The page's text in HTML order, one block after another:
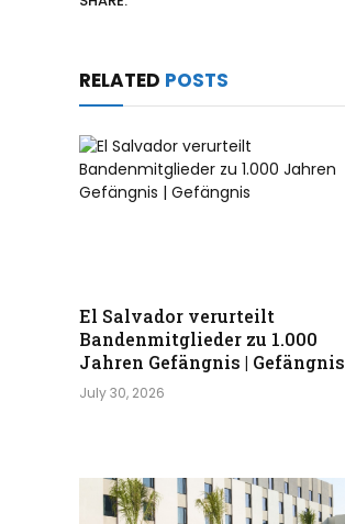
i
2
0
2
6
RELATED POSTS
El Salvador verurteilt
Bandenmitglieder zu 1.000
Jahren Gefängnis | Gefängnis
July 30, 2026